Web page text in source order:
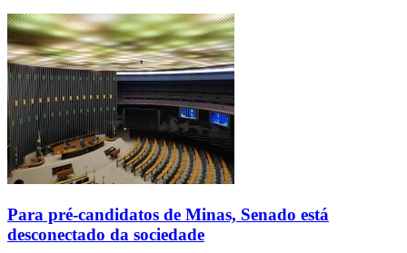
Para pré-candidatos de Minas, Senado está
desconectado da sociedade